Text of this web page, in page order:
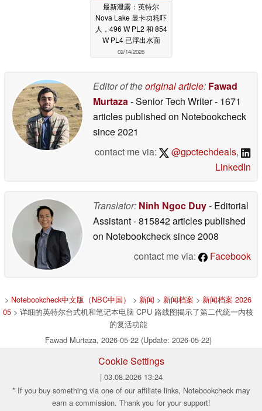
最新泄露：英特尔
Nova Lake 显卡功耗吓
人，496 W PL2 和 854
W PL4 已浮出水面
02/14/2026
Editor of theoriginal article: Fawad
Murtaza- Senior Tech Writer- 1671
articles published on Notebookcheck
since 2021
contact me via:
@gpctechdeals,
LinkedIn
Translator: Ninh Ngoc Duy- Editorial
Assistant- 815842 articles published
on Notebookchecksince 2008
contact me via:
Facebook
> Notebookcheck中文版（NBC中国） > 新闻 > 新闻档案 > 新闻档案 2026
05 > 详细的英特尔台式机和笔记本电脑 CPU 路线图揭示了第二代统一内核
的复活功能
Fawad Murtaza, 2026-05-22 (Update: 2026-05-22)
Cookie Settings
| 03.08.2026 13:24
* If you buy something via one of our affiliate links, Notebookcheck may
earn a commission. Thank you for your support!